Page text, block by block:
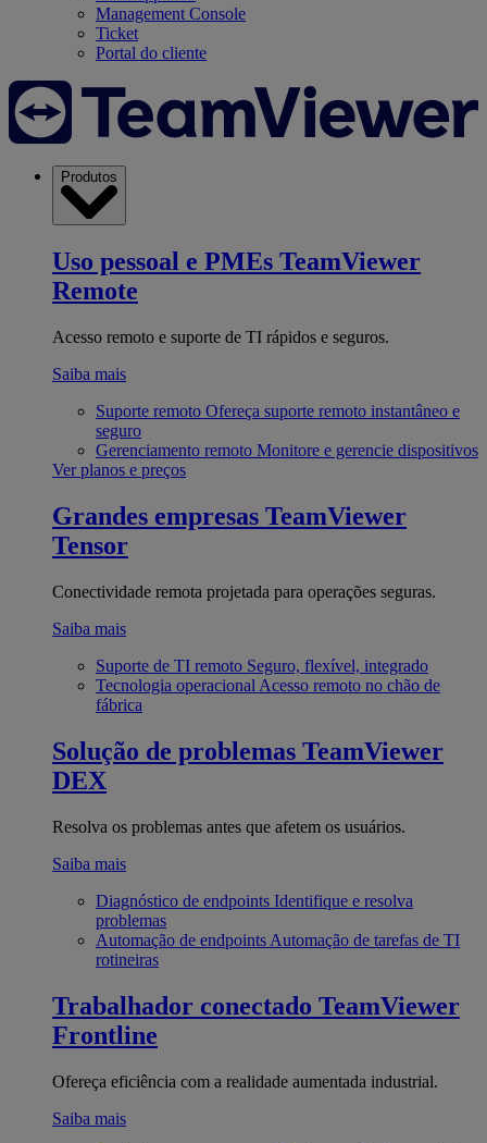
Management Console
Ticket
Portal do cliente
Produtos
Uso pessoal e PMEs TeamViewer
Remote
Acesso remoto e suporte de TI rápidos e seguros.
Saiba mais
Suporte remoto Ofereça suporte remoto instantâneo e
seguro
Gerenciamento remoto Monitore e gerencie dispositivos
Ver planos e preços
Grandes empresas TeamViewer
Tensor
Conectividade remota projetada para operações seguras.
Saiba mais
Suporte de TI remoto Seguro, flexível, integrado
Tecnologia operacional Acesso remoto no chão de
fábrica
Solução de problemas TeamViewer
DEX
Resolva os problemas antes que afetem os usuários.
Saiba mais
Diagnóstico de endpoints Identifique e resolva
problemas
Automação de endpoints Automação de tarefas de TI
rotineiras
Trabalhador conectado TeamViewer
Frontline
Ofereça eficiência com a realidade aumentada industrial.
Saiba mais